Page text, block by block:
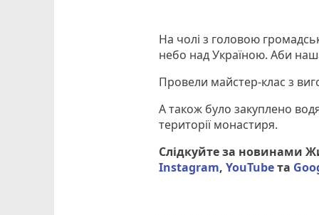
На чолі з головою
небо над Україною. Аби
Провели майстер-клас з
А також було закуплено
території монастиря.
Слідкуйте за новинами
Instagram,YouTubeта